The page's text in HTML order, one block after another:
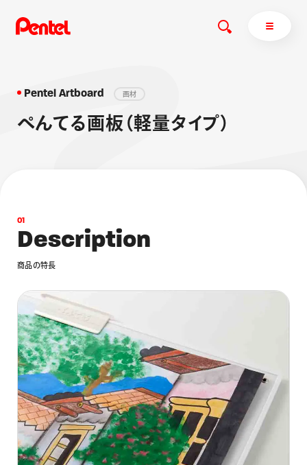
商品を探す
シャープペン
ブラッシュ（筆）
画材
その他
ぺんてるについてトップ
メッセージ
運営会社
Pentel Artboard 画材
ぺんてる画板（軽量タイプ）
01
Description
商品の特長